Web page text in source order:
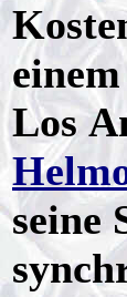
Los
seine